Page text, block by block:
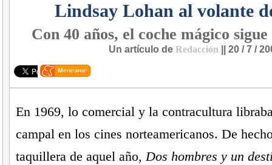
Lindsay Lohan al volante
Con 40 años, el coche mágico
Un artículo de Redacción || 20 / 7 /
En 1969, lo comercial y la contracultura
campal en los cines norteamericanos. De
taquillera de aquel año,Dos hombres y un